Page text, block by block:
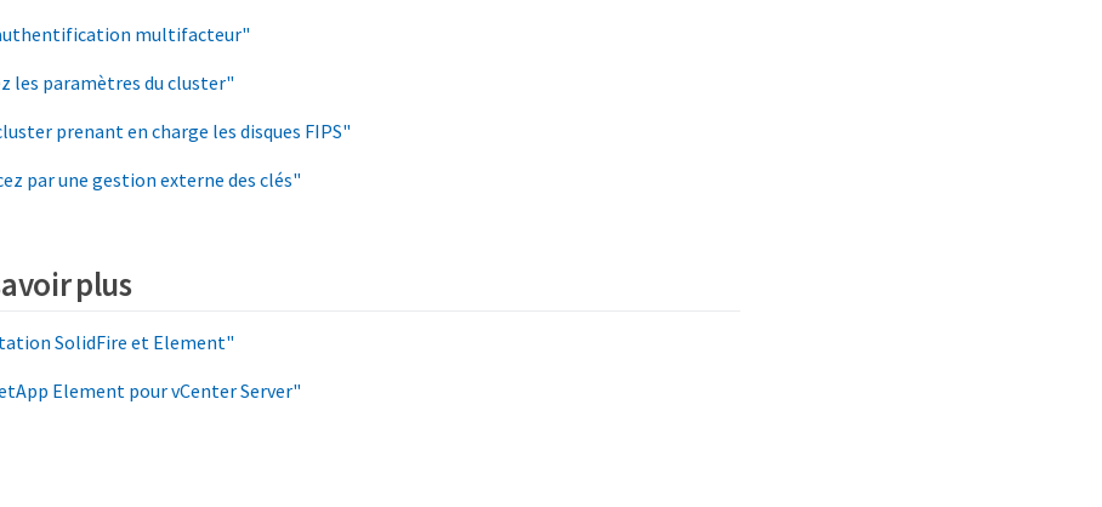
multifacteur"
les paramètres du cluster"
prenant en charge les disques FIPS"
par une gestion externe des clés"
plus
SolidFire et Element"
Element pour vCenter Server"